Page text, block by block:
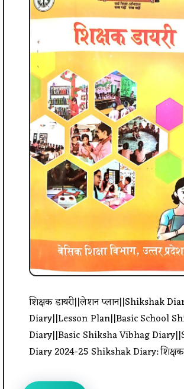
शिक्षक डायरी||लेशन प्लान||Shikshak
Diary||Lesson Plan||Basic School
Diary||Basic Shiksha Vibhag
Diary 2024-25 Shikshak Diary: शिक्षक